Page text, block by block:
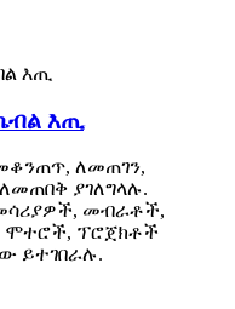
እጢ
ለመጠገን,
ያገለግላሉ.
መብራቶች,
ሞተሮች, ፕሮጀክቶች
ይተገበራሉ.